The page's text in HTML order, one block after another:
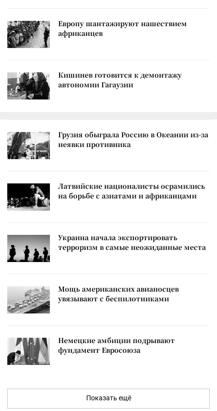
Европу шантажируют нашествием
африканцев
Кишинев готовится к демонтажу
автономии Гагаузии
Грузия обыграла Россию в Океании из-за
неявки противника
Латвийские националисты осрамились
на борьбе с азиатами и африканцами
Украина начала экспортировать
терроризм в самые неожиданные места
Мощь американских авианосцев
увязывают с беспилотниками
Немецкие амбиции подрывают
фундамент Евросоюза
Показать ещё